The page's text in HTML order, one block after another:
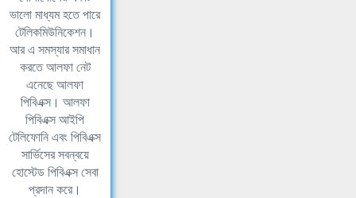
ভালো মাধ্যম হতে পারে
টেলিকমিউনিকেশন।
আর এ সমস্যার সমাধান
করতে আলফা নেট
এনেছে আলফা
পিবিএক্স। আলফা
পিবিএক্স আইপি
টেলিফোনি এবং পিবিএক্স
সার্ভিসের সবন্বয়ে
হোস্টেড পিবিএক্স সেবা
প্রদান করে।